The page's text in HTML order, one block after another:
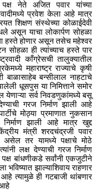
पक्ष नेते अजित पवार यांच्या
प्रवेश केला आहे मात्र
शिक्षण संस्थेच्या कोळाईदेवी
असून याचा लोकार्पण सोहळा
हस्ते होणार असून तसेच महेश्वर
सोहळा ही त्यांच्याच हस्ते पार
काँग्रेसची तालुक्यातील
महाराष्ट्र राज्याचे कृषी
बाळासाहेब बन्सीलाल नाहटाचे
धूसपुस या निमित्ताने समोर
सर्व निवडणुकांमध्ये बसू
गरज निर्माण झाली आहे
मोठ्या प्रमाणात नुकसान
झाली आहे मात्र खुद्द
मंत्री शरदचंद्रजी पवार
असेल तर यामध्ये पक्षाचे मोठे
लक्ष देण्याची गरज निर्माण
बांधणीकडे सर्वांनी एकजुटीने
भविष्यात झाल्याशिवाय राहणार
आहे त्यामुळे ही गटबाजी थांबणार
आहे